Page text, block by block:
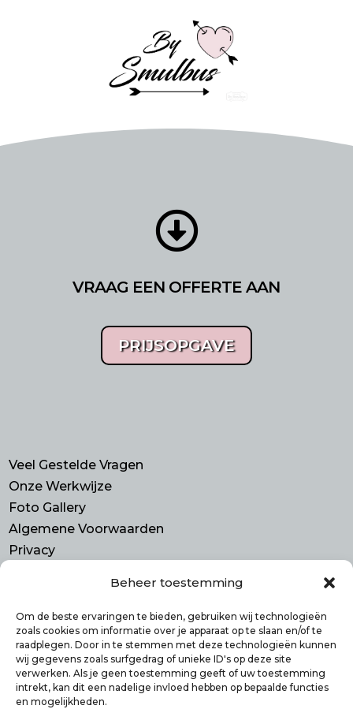
Beheer toestemming
Om de beste ervaringen te bieden, gebruiken wij technologieën
zoals cookies om informatie over je apparaat op te slaan en/of te
raadplegen. Door in te stemmen met deze technologieën kunnen
wij gegevens zoals surfgedrag of unieke ID's op deze site
verwerken. Als je geen toestemming geeft of uw toestemming
intrekt, kan dit een nadelige invloed hebben op bepaalde functies
en mogelijkheden.

VRAAG EEN OFFERTE AAN
PRIJSOPGAVE
Veel Gestelde Vragen
Onze Werkwijze
Foto Gallery
Algemene Voorwaarden
Privacy
Purmerend N-H
info@smulbus.nl
06 41746470
Volg ons op: